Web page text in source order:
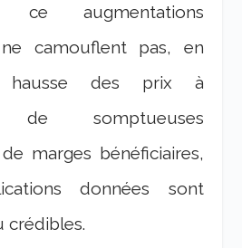
augmentations
ne camouflent pas, en
des prix à
de somptueuses
marges bénéficiaires,
données sont
crédibles.